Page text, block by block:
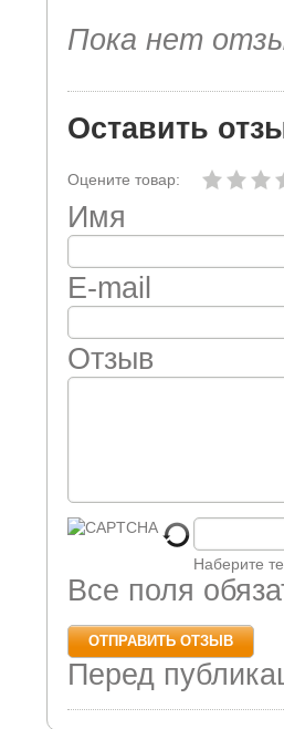
Пока нет
Оставить
Оцените товар:
Имя
E-mail
Отзыв
Наберите
Все поля
Перед